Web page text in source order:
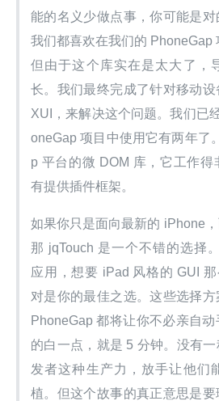
能的名义少做点事，你可能是对
我们都喜欢在我们的 PhoneGap
但由于这个库实在是太大了，
长。我们最终完成了针对移动
XUI，来解决这个问题。我们已
oneGap 项目中使用它有两年了
p 平台的微 DOM 库，它工作
有提供插件框架。
如果你只是面向最新的 iPhone，
那 jqTouch 是一个不错的选择
应用，想要 iPad 风格的 GUI
对是你的最佳之选。这些选择
PhoneGap 都将让你不必亲自
的白一点，就是 5 分钟。没有
发者这种生产力，放手让他们
植。但这个故事的真正意思是